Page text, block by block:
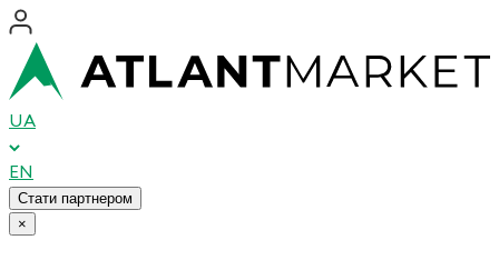
UA
EN
Стати партнером
×